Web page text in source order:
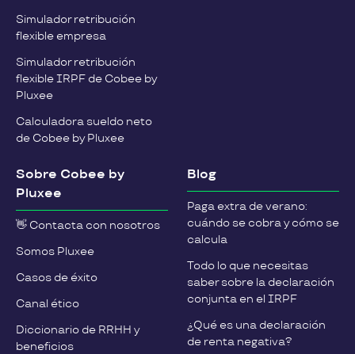
Simulador retribución
flexible empresa
Simulador retribución
flexible IRPF de Cobee by
Pluxee
Calculadora sueldo neto
de Cobee by Pluxee
Sobre Cobee by
Pluxee
👋 Contacta con nosotros
Somos Pluxee
Casos de éxito
Canal ético
Diccionario de RRHH y
beneficios
Blog
Paga extra de verano:
cuándo se cobra y cómo se
calcula
Todo lo que necesitas
saber sobre la declaración
conjunta en el IRPF
¿Qué es una declaración
de renta negativa?